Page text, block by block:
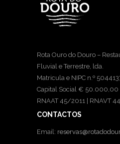
Rota Ouro do Douro –
Fluvial e Terrestre, lda.
Matricula e NIPC n.º
Capital Social € 50.000,00
RNAAT 45/2011 | RNAVT
CONTACTOS
Email: